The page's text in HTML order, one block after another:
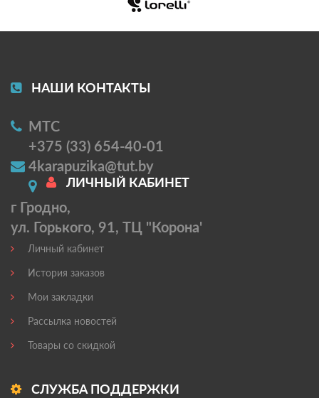
НАШИ КОНТАКТЫ
МТС
+375 (33) 654-40-01
4karapuzika@tut.by
г Гродно,
ул. Горького, 91, ТЦ "Корона'
ЛИЧНЫЙ КАБИНЕТ
Личный кабинет
История заказов
Мои закладки
Рассылка новостей
Товары со скидкой
СЛУЖБА ПОДДЕРЖКИ